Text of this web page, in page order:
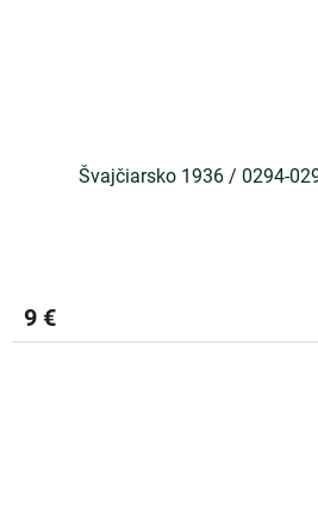
Švajčiarsko 1936 / 0294-
9 €